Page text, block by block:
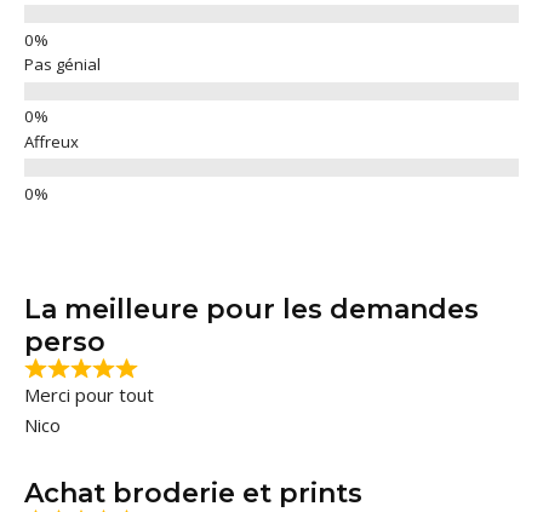
Pas génial
Affreux
La meilleure pour les demandes
perso
Merci pour tout
Nico
Achat broderie et prints